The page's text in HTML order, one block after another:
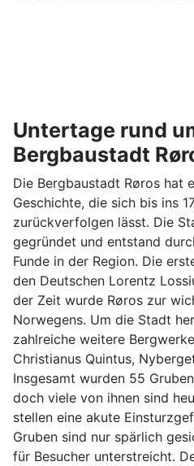
Untertage rund
Bergbaustadt
Die Bergbaustadt Røros hat
Geschichte, die sich bis ins
zurückverfolgen lässt. Die
gegründet und entstand
Funde in der Region. Die
den Deutschen Lorentz
der Zeit wurde Røros zur
Norwegens. Um die Stadt
zahlreiche weitere
Christianus Quintus,
Insgesamt wurden 55
doch viele von ihnen sind
stellen eine akute
Gruben sind nur spärlich
für Besucher unterstreicht.